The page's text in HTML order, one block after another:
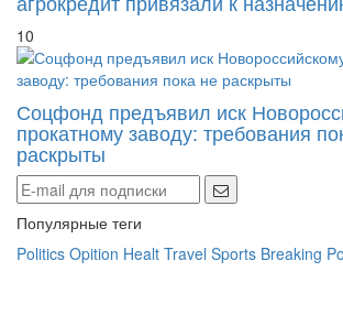
10
Соцфонд предъявил иск
прокатному заводу: требования
раскрыты
Популярные теги
Politics Opition Healt